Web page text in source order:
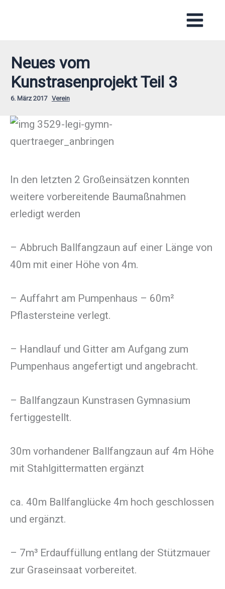
Neues vom
Kunstrasenprojekt Teil 3
6. März 2017 Verein
In den letzten 2 Großeinsätzen konnten
weitere vorbereitende Baumaßnahmen
erledigt werden
– Abbruch Ballfangzaun auf einer Länge von
40m mit einer Höhe von 4m.
– Auffahrt am Pumpenhaus – 60m²
Pflastersteine verlegt.
– Handlauf und Gitter am Aufgang zum
Pumpenhaus angefertigt und angebracht.
– Ballfangzaun Kunstrasen Gymnasium
fertiggestellt.
30m vorhandener Ballfangzaun auf 4m Höhe
mit Stahlgittermatten ergänzt
ca. 40m Ballfanglücke 4m hoch geschlossen
und ergänzt.
– 7m³ Erdauffüllung entlang der Stützmauer
zur Graseinsaat vorbereitet.